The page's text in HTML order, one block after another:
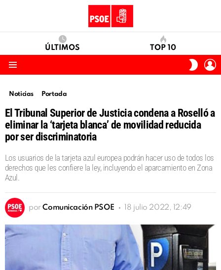
ÚLTIMOS TOP 10
SKIN
Noticias Portada
El Tribunal Superior de Justicia condena a Roselló a
eliminar la ‘tarjeta blanca’ de movilidad reducida
por ser discriminatoria
Los usuarios de la tarjeta azul europea podrán hacer uso de todos los
derechos que les confiere la ley, incluyendo el aparcamiento en Zona
Azul.
por Comunicación PSOE 18 julio 2022, 12:49